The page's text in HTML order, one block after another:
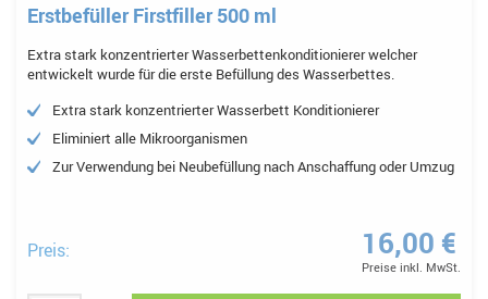
Erstbefüller Firstfiller 500 ml
Extra stark konzentrierter Wasserbettenkonditionierer welcher
entwickelt wurde für die erste Befüllung des Wasserbettes.
Extra stark konzentrierter Wasserbett Konditionierer
Eliminiert alle Mikroorganismen
Zur Verwendung bei Neubefüllung nach Anschaffung oder Umzug
Preis: 16,00 €
Preise inkl. MwSt.